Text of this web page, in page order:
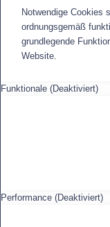
Notwendige Cookies
ordnungsgemäß
grundlegende
Website.
Funktionale (Deaktiviert)
Performance (Deaktiviert)